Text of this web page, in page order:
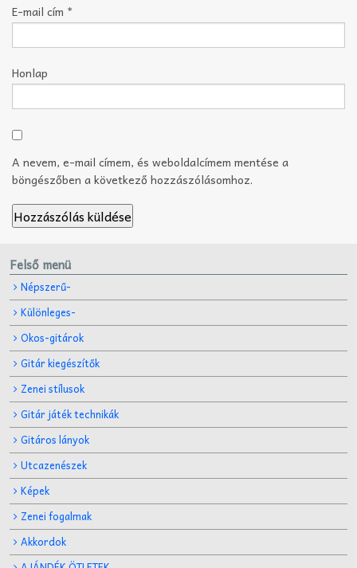
E-mail cím *
Honlap
A nevem, e-mail címem, és weboldalcímem mentése a
böngészőben a következő hozzászólásomhoz.
Felső menü
Népszerű-
Különleges-
Okos-gitárok
Gitár kiegészítők
Zenei stílusok
Gitár játék technikák
Gitáros lányok
Utcazenészek
Képek
Zenei fogalmak
Akkordok